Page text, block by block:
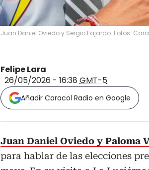
Juan Daniel Oviedo y Sergio Fajardo. Fotos:
Felipe Lara
26/05/2026 - 16:38 GMT-5
Añadir Caracol Radio en Google
Juan Daniel Oviedo y Paloma
para hablar de las elecciones